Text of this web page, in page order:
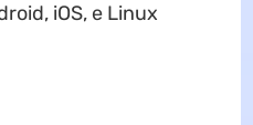
iOS, e Linux